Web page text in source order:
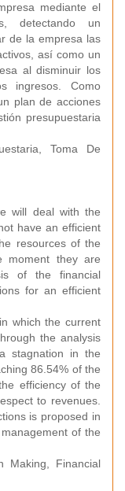
mediante el
detectando un
de la empresa las
así como un
al disminuir los
ingresos. Como
plan de acciones
presupuestaria
Toma De
will deal with the
have an efficient
resources of the
moment they are
of the financial
for an efficient
which the current
the analysis
stagnation in the
86.54% of the
efficiency of the
to revenues.
is proposed in
of the
Making, Financial